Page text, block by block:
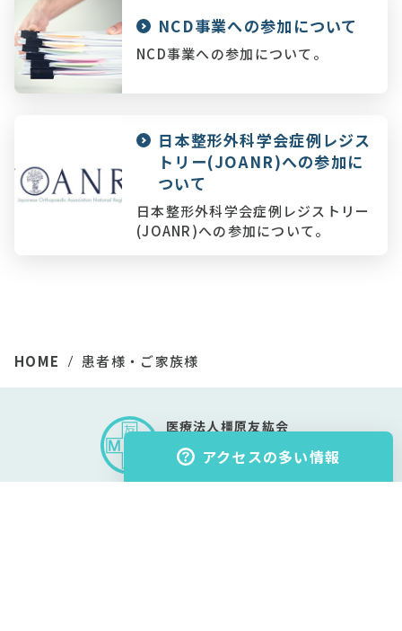
アクセスの多い情報
NCD事業への参加について
NCD事業への参加について。
日本整形外科学会症例レジス
トリー(JOANR)への参加に
ついて
日本整形外科学会症例レジストリー
(JOANR)への参加について。
HOME 患者様・ご家族様
医療法人橿原友紘会
大和橿原病院
〒634-0045 奈良県橿原市石川町81番地